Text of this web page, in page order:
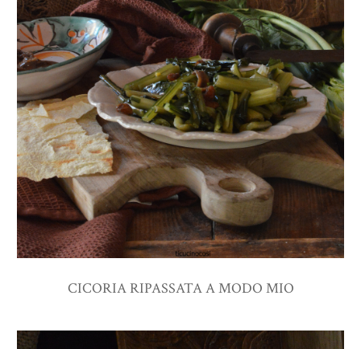
CICORIA RIPASSATA A MODO MIO